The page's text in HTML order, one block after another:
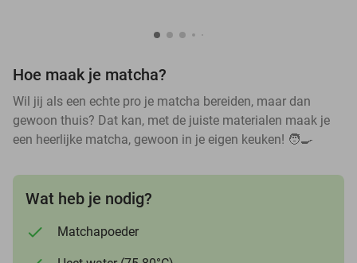
Hoe maak je matcha?
Wil jij als een echte pro je matcha bereiden, maar dan
gewoon thuis? Dat kan, met de juiste materialen maak je
een heerlijke matcha, gewoon in je eigen keuken! 🧑🍳
Wat heb je nodig?
Matchapoeder